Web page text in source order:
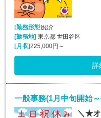
[勤務形態]紹介
[勤務地]東京都 世田谷区
[月収]225,000円～
詳
＼★